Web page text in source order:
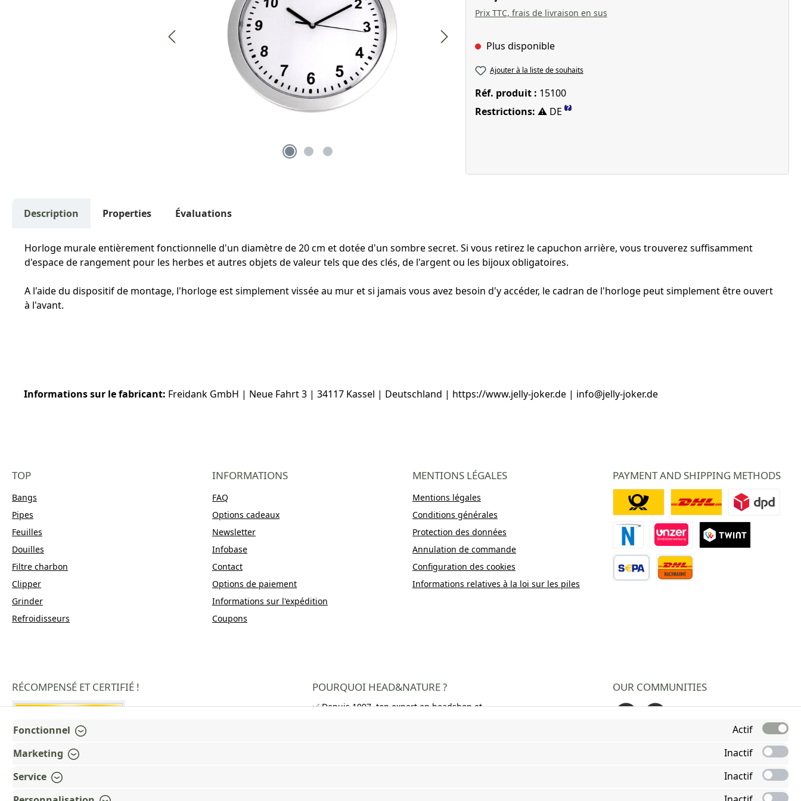
Prix TTC, frais de livraison en sus
Plus disponible
Ajouter à la liste de souhaits
Réf. produit : 15100
Restrictions: ⚠ DE ?
Description Properties Évaluations
Horloge murale entièrement fonctionnelle d'un diamètre de 20 cm et dotée d'un sombre secret. Si vous retirez le capuchon arrière, vous trouverez suffisamment
d'espace de rangement pour les herbes et autres objets de valeur tels que des clés, de l'argent ou les bijoux obligatoires.
A l'aide du dispositif de montage, l'horloge est simplement vissée au mur et si jamais vous avez besoin d'y accéder, le cadran de l'horloge peut simplement être ouvert
à l'avant.
Informations sur le fabricant: Freidank GmbH | Neue Fahrt 3 | 34117 Kassel | Deutschland | https://www.jelly-joker.de | info@jelly-joker.de
TOP
Bangs
Pipes
Feuilles
Douilles
Filtre charbon
Clipper
Grinder
Refroidisseurs
INFORMATIONS
FAQ
Options cadeaux
Newsletter
Infobase
Contact
Options de paiement
Informations sur l'expédition
Coupons
MENTIONS LÉGALES
Mentions légales
Conditions générales
Protection des données
Annulation de commande
Configuration des cookies
Informations relatives à la loi sur les piles
PAYMENT AND SHIPPING METHODS
Paiement Novalnet
Virement direct
Deutsche PostDHL DPD
RÉCOMPENSÉ ET CERTIFIÉ ! POURQUOI HEAD&NATURE ?
✅ Depuis 1997, ton expert en headshop et
OUR COMMUNITIES
Fonctionnel
Actif
Marketing
Inactif
Service
Inactif